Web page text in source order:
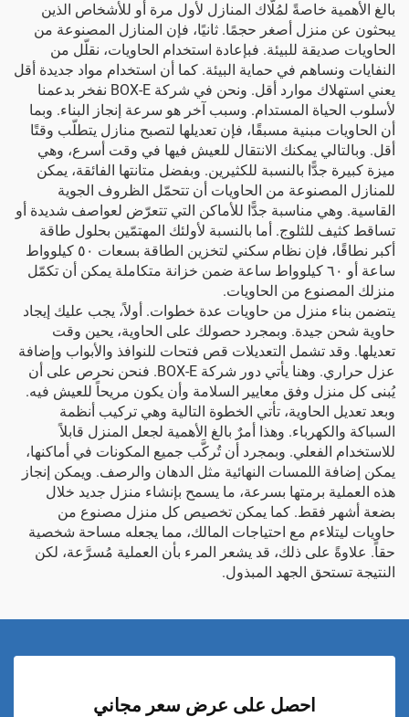
بالغ الأهمية خاصةً لمُلّاك المنازل لأول مرة أو للأشخاص الذين
يبحثون عن منزل أصغر حجمًا. ثانيًا، فإن المنازل المصنوعة من
الحاويات صديقة للبيئة. فبإعادة استخدام الحاويات، نقلّل من
النفايات ونساهم في حماية البيئة. كما أن استخدام مواد جديدة أقل
يعني استهلاك موارد أقل. ونحن في شركة BOX-E نفخر بدعمنا
لأسلوب الحياة المستدام. وسبب آخر هو سرعة إنجاز البناء. وبما
أن الحاويات مبنية مسبقًا، فإن تعديلها لتصبح منازل يتطلّب وقتًا
أقل. وبالتالي يمكنك الانتقال للعيش فيها في وقت أسرع، وهي
ميزة كبيرة جدًّا بالنسبة للكثيرين. وبفضل متانتها الفائقة، يمكن
للمنازل المصنوعة من الحاويات أن تتحمّل الظروف الجوية
القاسية. وهي مناسبة جدًّا للأماكن التي تتعرّض لعواصف شديدة أو
تساقط كثيف للثلوج. أما بالنسبة لأولئك المهتمّين بحلول طاقة
أكبر نطاقًا، فإن
نظام سكني لتخزين الطاقة بسعات ٥٠ كيلوواط
ساعة أو ٦٠ كيلوواط ساعة ضمن خزانة متكاملة
يمكن أن تكمّل
منزلك المصنوع من الحاويات.
يتضمن بناء منزل من حاويات عدة خطوات. أولاً، يجب عليك إيجاد
حاوية شحن جيدة. وبمجرد حصولك على الحاوية، يحين وقت
تعديلها. وقد تشمل التعديلات قص فتحات للنوافذ والأبواب وإضافة
عزل حراري. وهنا يأتي دور شركة BOX-E. فنحن نحرص على أن
يُبنى كل منزل وفق معايير السلامة وأن يكون مريحاً للعيش فيه.
وبعد تعديل الحاوية، تأتي الخطوة التالية وهي تركيب أنظمة
السباكة والكهرباء. وهذا أمرٌ بالغ الأهمية لجعل المنزل قابلاً
للاستخدام الفعلي. وبمجرد أن تُركَّب جميع المكونات في أماكنها،
يمكن إضافة اللمسات النهائية مثل الدهان والرصف. ويمكن إنجاز
هذه العملية برمتها بسرعة، ما يسمح بإنشاء منزل جديد خلال
بضعة أشهر فقط. كما يمكن تخصيص كل منزل مصنوع من
حاويات ليتلاءم مع احتياجات المالك، مما يجعله مساحة شخصية
حقاً. علاوةً على ذلك، قد يشعر المرء بأن العملية مُسرَّعة، لكن
النتيجة تستحق الجهد المبذول.
احصل على عرض سعر مجاني